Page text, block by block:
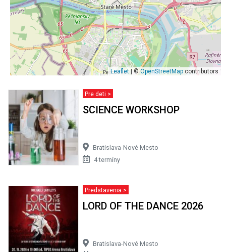
Leaflet | © OpenStreetMap contributors
Pre deti >
SCIENCE WORKSHOP
Bratislava-Nové Mesto
4 termíny
Predstavenia >
LORD OF THE DANCE 2026
Bratislava-Nové Mesto